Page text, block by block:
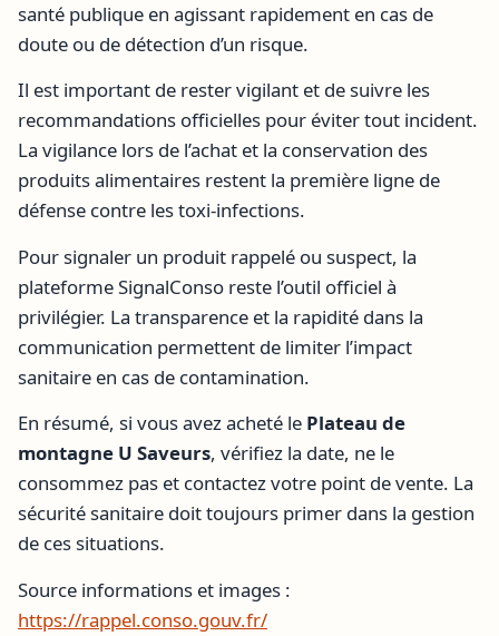
santé publique en agissant rapidement en cas de
doute ou de détection d’un risque.
Il est important de rester vigilant et de suivre les
recommandations officielles pour éviter tout incident.
La vigilance lors de l’achat et la conservation des
produits alimentaires restent la première ligne de
défense contre les toxi-infections.
Pour signaler un produit rappelé ou suspect, la
plateforme SignalConso reste l’outil officiel à
privilégier. La transparence et la rapidité dans la
communication permettent de limiter l’impact
sanitaire en cas de contamination.
En résumé, si vous avez acheté le Plateau de
montagne U Saveurs, vérifiez la date, ne le
consommez pas et contactez votre point de vente. La
sécurité sanitaire doit toujours primer dans la gestion
de ces situations.
Source informations et images :
https://rappel.conso.gouv.fr/